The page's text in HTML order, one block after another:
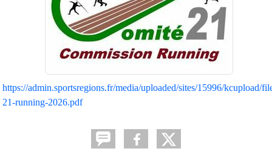
https://admin.sportsregions.fr/media/uploaded/sites/15996/kcupload/
21-running-2026.pdf